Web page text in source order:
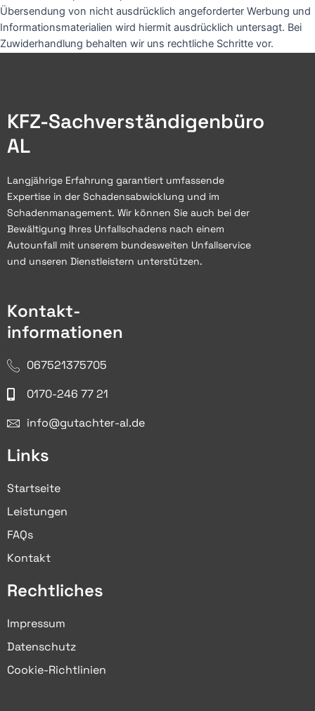
Übersendung von nicht ausdrücklich angeforderter Werbung und
Informationsmaterialien wird hiermit ausdrücklich untersagt. Bei
Zuwiderhandlung behalten wir uns rechtliche Schritte vor.
KFZ-Sachverständigenbüro
AL
Langjährige Erfahrung garantiert umfassende
Expertise in der Schadensabwicklung und im
Schadenmanagement. Wir können Sie auch bei der
Bewältigung Ihres Unfallschadens nach einem
Autounfall mit unserem bundesweiten Unfallservice
und unseren Dienstleistern unterstützen.
Kontakt-
informationen
067521375705
0170-246 77 21
info@gutachter-al.de
Links
Startseite
Leistungen
FAQs
Kontakt
Rechtliches
Impressum
Datenschutz
Cookie-Richtlinien